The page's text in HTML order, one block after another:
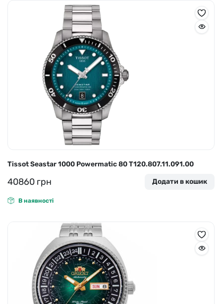
Tissot Seastar 1000 Powermatic 80 T120.807.11.091.00
40860 грн Додати в кошик
В наявності